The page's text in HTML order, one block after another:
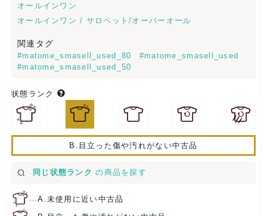
オールインワン
オールインワン / サロペット/オーバーオール
関連タグ
#matome_smasell_used_80
#matome_smasell_used
#matome_smasell_used_50
状態ランク
B.目立った傷や汚れがない中古品
同じ状態ランク の商品を探す
…A.未使用に近い中古品